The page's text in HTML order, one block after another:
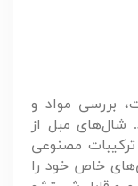
بررسی مواد و
شال‌های مبل از
ترکیبات مصنوعی
خاص خود را